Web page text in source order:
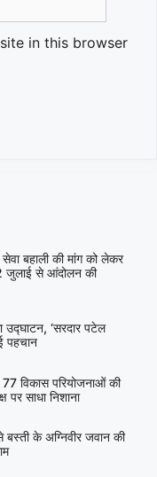
in this browser
बहाली की मांग को लेकर
जुलाई से आंदोलन की
उद्घाटन, ‘सरदार पटेल
पहचान
विकास परियोजनाओं की
पर साधा निशाना
के अग्निवीर जवान की